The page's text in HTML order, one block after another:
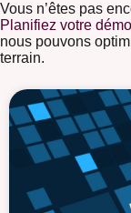
Vous n’êtes pas
Planifiez votre démo
nous pouvons
terrain.